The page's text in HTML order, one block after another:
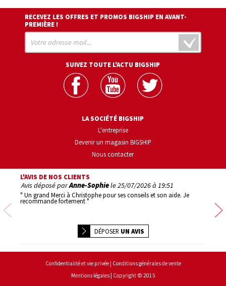
RECEVEZ LES OFFRES ET PROMOS BIGSHIP EN AVANT-
PREMIÈRE !
SUIVEZ TOUTE L'ACTU BIGSHIP
LA SOCIÉTÉ BIGSHIP
L'entreprise
Devenir un magasin BIGSHIP
Nous contacter
L'AVIS DE NOS CLIENTS
Avis déposé parAnne-Sophiele25/07/2026 à 19:51
" Un grand Merci à Christophe pour ses conseils et son aide. Je
recommande fortement "
DÉPOSER UN AVIS
Confidentialité et vie privée
Conditions générales de vente
Mentions légales
Copyright © 2015